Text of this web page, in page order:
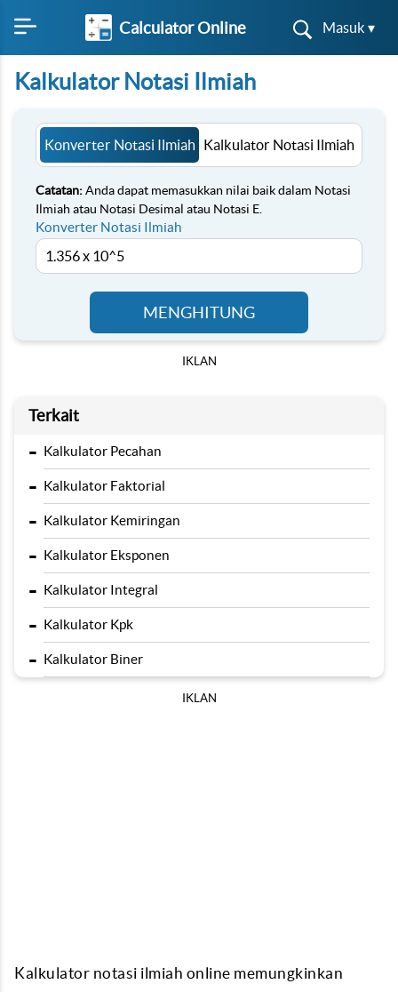
Calculator Online Masuk ▾
Kalkulator Notasi Ilmiah
Konverter Notasi Ilmiah Kalkulator Notasi Ilmiah
Catatan:Anda dapat memasukkan nilai baik dalam Notasi
Ilmiah atau Notasi Desimal atau Notasi E.
Konverter Notasi Ilmiah
MENGHITUNG
IKLAN
Terkait
- Kalkulator Pecahan
- Kalkulator Faktorial
- Kalkulator Kemiringan
- Kalkulator Eksponen
- Kalkulator Integral
- Kalkulator Kpk
- Kalkulator Biner
IKLAN
Kalkulator notasi ilmiah online memungkinkan